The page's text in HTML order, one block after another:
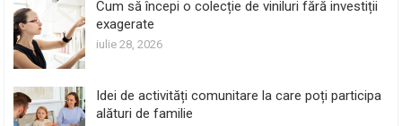
Cum să începi o colecție de viniluri fără investiții
exagerate
iulie 28, 2026
Idei de activități comunitare la care poți participa
alături de familie